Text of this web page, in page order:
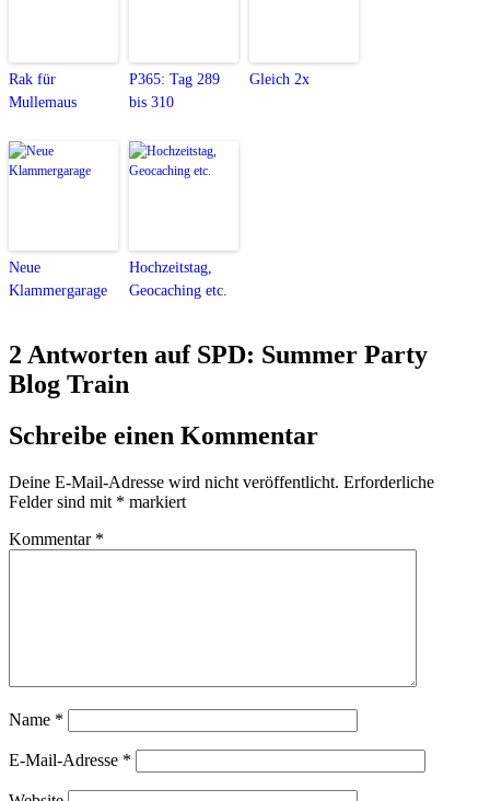
Rak für
Mullemaus
P365: Tag 289
bis 310
Gleich 2x
Neue
Klammergarage
Hochzeitstag,
Geocaching etc.
2 Antworten auf SPD: Summer Party
Blog Train
Schreibe einen Kommentar
Deine E-Mail-Adresse wird nicht veröffentlicht. Erforderliche
Felder sind mit * markiert
Kommentar *
Name *
E-Mail-Adresse *